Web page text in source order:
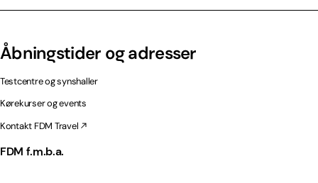
Åbningstider og adresser
Testcentre og synshaller
Kørekurser og events
Kontakt FDM Travel
FDM f.m.b.a.